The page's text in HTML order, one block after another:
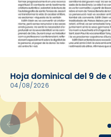
Hoja dominical del 9
04/08/2026